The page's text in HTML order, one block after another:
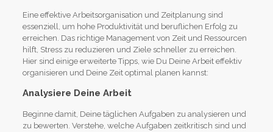
Eine effektive Arbeitsorganisation und Zeitplanung sind
essenziell, um hohe Produktivität und beruflichen Erfolg zu
erreichen. Das richtige Management von Zeit und Ressourcen
hilft, Stress zu reduzieren und Ziele schneller zu erreichen.
Hier sind einige erweiterte Tipps, wie Du Deine Arbeit effektiv
organisieren und Deine Zeit optimal planen kannst:
Analysiere Deine Arbeit
Beginne damit, Deine täglichen Aufgaben zu analysieren und
zu bewerten. Verstehe, welche Aufgaben zeitkritisch sind und